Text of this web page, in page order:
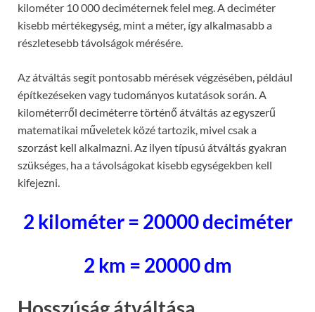
kilométer 10 000 deciméternek felel meg. A deciméter
kisebb mértékegység, mint a méter, így alkalmasabb a
részletesebb távolságok mérésére.
Az átváltás segít pontosabb mérések végzésében, például
építkezéseken vagy tudományos kutatások során. A
kilométerről deciméterre történő átváltás az egyszerű
matematikai műveletek közé tartozik, mivel csak a
szorzást kell alkalmazni. Az ilyen típusú átváltás gyakran
szükséges, ha a távolságokat kisebb egységekben kell
kifejezni.
2 kilométer = 20000 deciméter
2 km = 20000 dm